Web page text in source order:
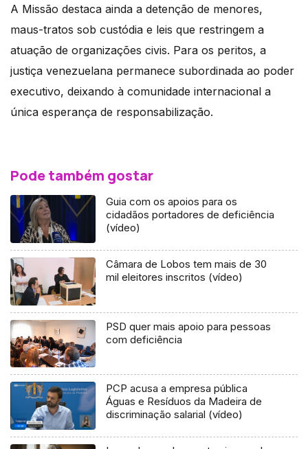
A Missão destaca ainda a detenção de menores,
maus-tratos sob custódia e leis que restringem a
atuação de organizações civis. Para os peritos, a
justiça venezuelana permanece subordinada ao poder
executivo, deixando à comunidade internacional a
única esperança de responsabilização.
Pode também gostar
Guia com os apoios para os
cidadãos portadores de deficiência
(vídeo)
Câmara de Lobos tem mais de 30
mil eleitores inscritos (vídeo)
PSD quer mais apoio para pessoas
com deficiência
PCP acusa a empresa pública
Águas e Resíduos da Madeira de
discriminação salarial (vídeo)